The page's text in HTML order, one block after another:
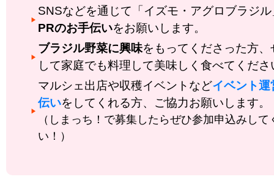
SNSなどを通じて「イズモ・アグロブラジ
PRのお手伝いをお願いします。
ブラジル野菜に興味をもってくださった方、
して家庭でも料理して美味しく食べてくださ
マルシェ出店や収穫イベントなどイベント運
伝いをしてくれる方、ご協力お願いします。
（しまっち！で募集したらぜひ参加申込みして
い！）